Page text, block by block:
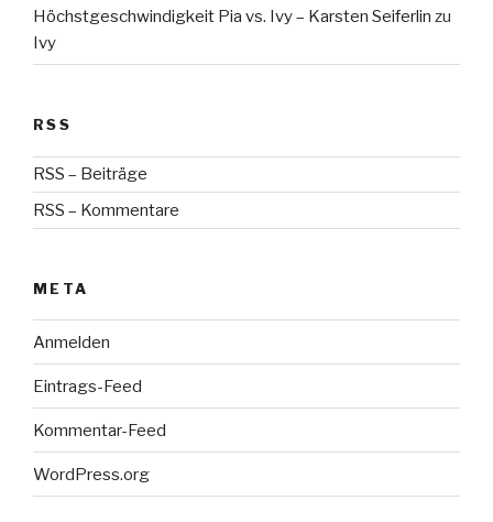
Höchstgeschwindigkeit Pia vs. Ivy – Karsten Seiferlin zu
Ivy
RSS
RSS – Beiträge
RSS – Kommentare
META
Anmelden
Eintrags-Feed
Kommentar-Feed
WordPress.org